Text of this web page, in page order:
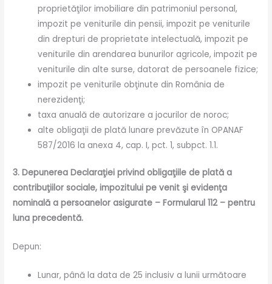
proprietăţilor imobiliare din patrimoniul personal,
impozit pe veniturile din pensii, impozit pe veniturile
din drepturi de proprietate intelectuală, impozit pe
veniturile din arendarea bunurilor agricole, impozit pe
veniturile din alte surse, datorat de persoanele fizice;
impozit pe veniturile obţinute din România de
nerezidenţi;
taxa anuală de autorizare a jocurilor de noroc;
alte obligaţii de plată lunare prevăzute în OPANAF
587/2016 la anexa 4, cap. I, pct. 1, subpct. 1.1.
3. Depunerea Declaraţiei privind obligaţiile de plată a
contribuţiilor sociale, impozitului pe venit şi evidenţa
nominală a persoanelor asigurate – Formularul 112 – pentru
luna precedentă.
Depun:
Lunar, până la data de 25 inclusiv a lunii următoare